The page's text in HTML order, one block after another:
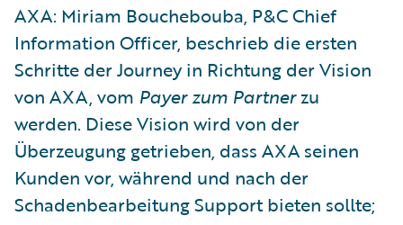
AXA: Miriam Bouchebouba, P&C Chief
Information Officer, beschrieb die ersten
Schritte der Journey in Richtung der Vision
von AXA, vom Payer zum Partnerzu
werden. Diese Vision wird von der
Überzeugung getrieben, dass AXA seinen
Kunden vor, während und nach der
Schadenbearbeitung Support bieten sollte;